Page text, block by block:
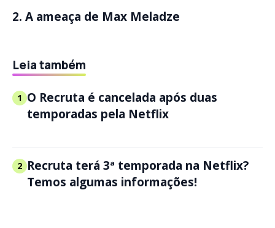
2. A ameaça de Max Meladze
Leia também
1 O Recruta é cancelada após duas
temporadas pela Netflix
2 Recruta terá 3ª temporada na Netflix?
Temos algumas informações!